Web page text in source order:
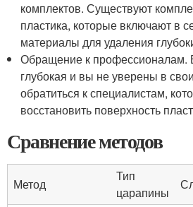
комплектов. Существуют
пластика, которые включают в
материалы для удаления
Обращение к профессионалам.
глубокая и вы не уверены в
обратиться к специалистам,
восстановить поверхность
Сравнение методов
Метод
Тип
царапины